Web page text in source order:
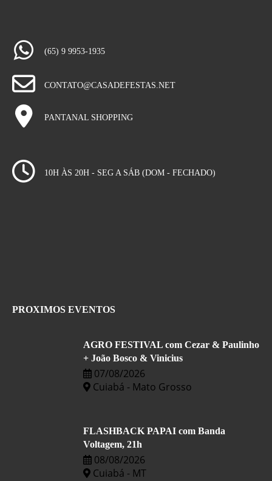
(65) 9 9953-1935
CONTATO@CASADEFESTAS.NET
PANTANAL SHOPPING
10H ÀS 20H - SEG A SÁB (DOM - FECHADO)
PROXIMOS EVENTOS
AGRO FESTIVAL com Cezar & Paulinho
+ João Bosco & Vinicius
07/08/2026
Cuiabá - Mato Grosso
FLASHBACK PAPAI com Banda
Voltagem, 21h
08/08/2026
Cuiabá - MT